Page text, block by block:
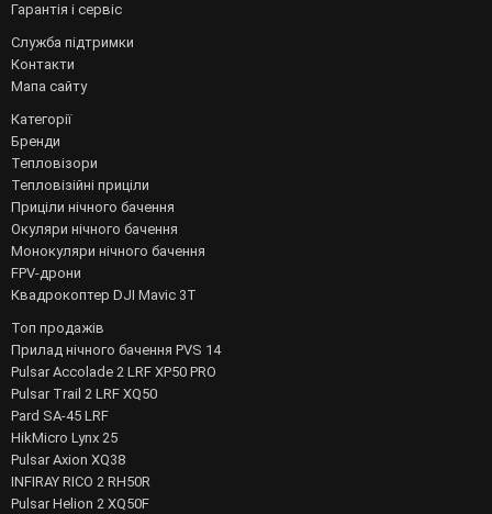
Гарантія і сервіс
Служба підтримки
Контакти
Мапа сайту
Категорії
Бренди
Тепловізори
Тепловізійні приціли
Приціли нічного бачення
Окуляри нічного бачення
Монокуляри нічного бачення
FPV-дрони
Квадрокоптер DJI Mavic 3T
Топ продажів
Прилад нічного бачення PVS 14
Pulsar Accolade 2 LRF XP50 PRO
Pulsar Trail 2 LRF XQ50
Pard SA-45 LRF
HikMicro Lynx 25
Pulsar Axion XQ38
INFIRAY RICO 2 RH50R
Pulsar Helion 2 XQ50F